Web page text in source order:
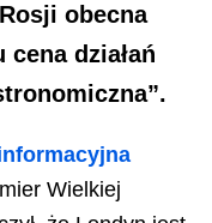
obecna
działań
Wielkiej